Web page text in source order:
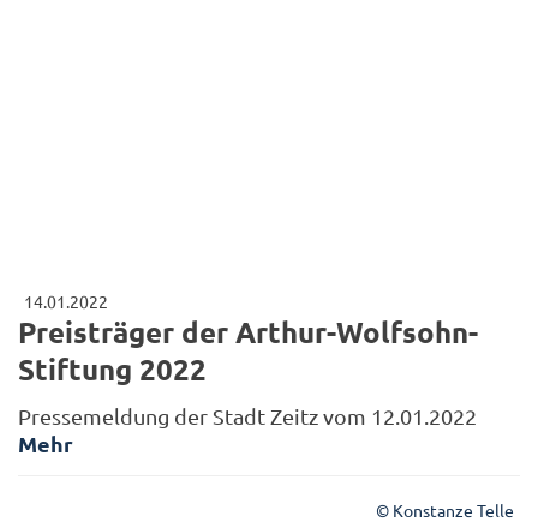
14.01.2022
Preisträger der Arthur-Wolfsohn-
Stiftung 2022
Pressemeldung der Stadt Zeitz vom 12.01.2022
Mehr
© Konstanze Telle